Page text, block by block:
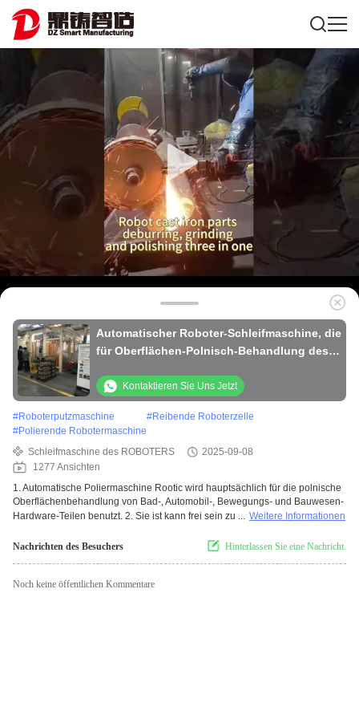
Automatischer Roboter-Schleifmaschine, die
für Oberflächen-Polnisch-Behandlung des
Kontaktieren Sie Uns Jetzt
#Roboterputzmaschine #Reibende Roboterzelle
#Polierende Robotermaschine
Schleifmaschine des ROBOTERS
2025-09-08
1277 Ansichten
1. Automatische Poliermaschine Rootic wird hauptsächlich für die polnische
Oberflächenbehandlung von Bad-, Automobil-, Bewegungs- und Bauwesen-
Hardware-Teilen benutzt. 2. Sie ist kann frei sein zu ... Weitere Informationen
Nachrichten des Besuchers Hinterlassen Sie eine Nachricht.
Noch keine öffentlichen Kommentare